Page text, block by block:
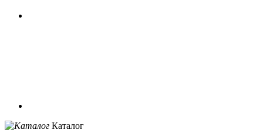
Каталог